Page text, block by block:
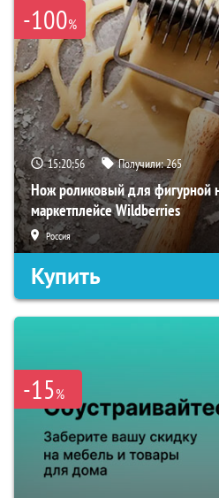
-100%
15:20:55 Получили:265
Нож роликовый для фигурной
маркетплейсе Wildberries
Россия
Купить
-15%